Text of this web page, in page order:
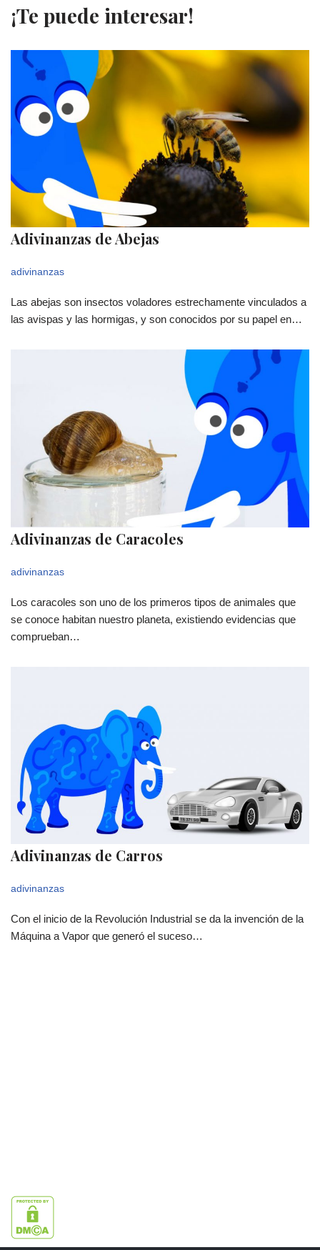
¡Te puede interesar!
Adivinanzas de Abejas
adivinanzas
Las abejas son insectos voladores estrechamente vinculados a
las avispas y las hormigas, y son conocidos por su papel en…
Adivinanzas de Caracoles
adivinanzas
Los caracoles son uno de los primeros tipos de animales que
se conoce habitan nuestro planeta, existiendo evidencias que
comprueban…
Adivinanzas de Carros
adivinanzas
Con el inicio de la Revolución Industrial se da la invención de la
Máquina a Vapor que generó el suceso…